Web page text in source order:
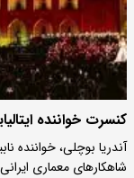
کنسرت خواننده
آندریا بوچلی، خواننده
شاهکارهای معماری